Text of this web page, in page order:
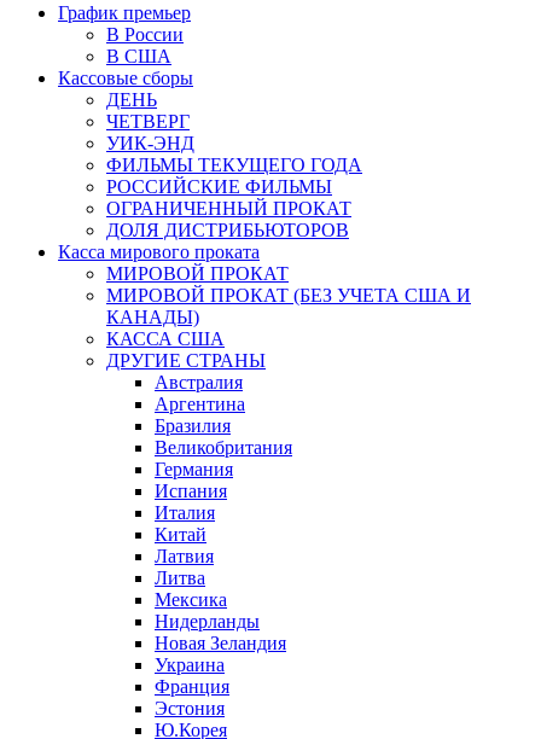
График премьер
В России
В США
Кассовые сборы
ДЕНЬ
ЧЕТВЕРГ
УИК-ЭНД
ФИЛЬМЫ ТЕКУЩЕГО ГОДА
РОССИЙСКИЕ ФИЛЬМЫ
ОГРАНИЧЕННЫЙ ПРОКАТ
ДОЛЯ ДИСТРИБЬЮТОРОВ
Касса мирового проката
МИРОВОЙ ПРОКАТ
МИРОВОЙ ПРОКАТ (БЕЗ УЧЕТА США И
КАНАДЫ)
КАССА США
ДРУГИЕ СТРАНЫ
Австралия
Аргентина
Бразилия
Великобритания
Германия
Испания
Италия
Китай
Латвия
Литва
Мексика
Нидерланды
Новая Зеландия
Украина
Франция
Эстония
Ю.Корея